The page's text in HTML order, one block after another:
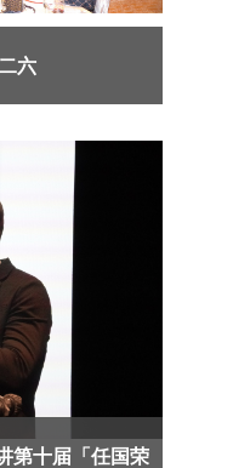
六
十届「任国荣